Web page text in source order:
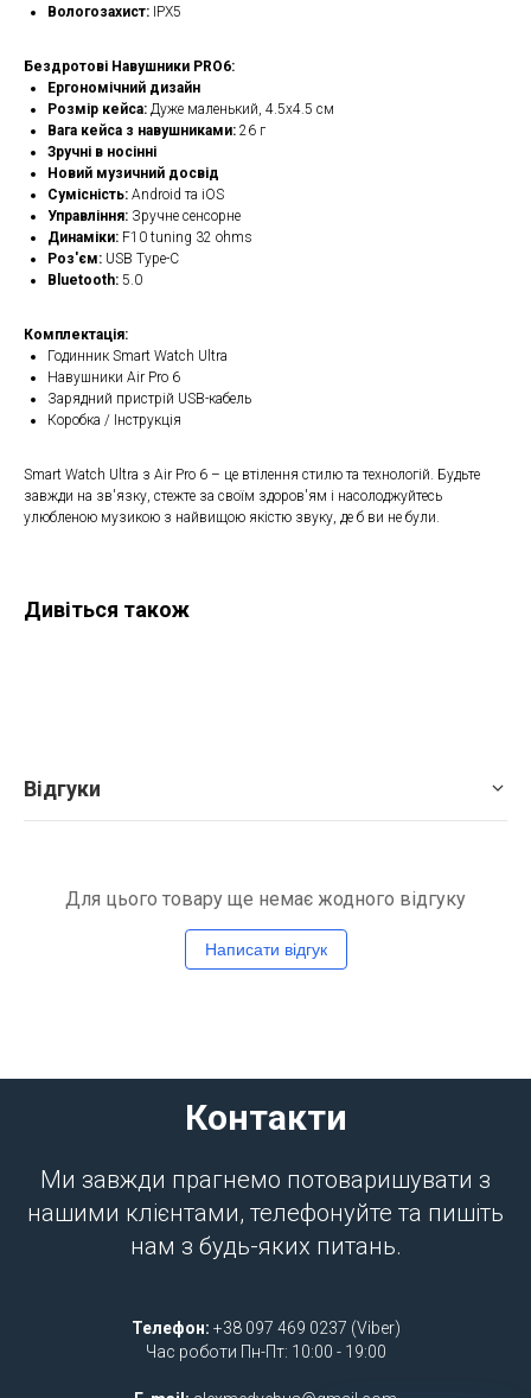
Вологозахист: IPX5
Бездротові Навушники PRO6:
Ергономічний дизайн
Розмір кейса: Дуже маленький, 4.5х4.5 см
Вага кейса з навушниками: 26 г
Зручні в носінні
Новий музичний досвід
Сумісність: Android та iOS
Управління: Зручне сенсорне
Динаміки: F10 tuning 32 ohms
Роз'єм: USB Type-C
Bluetooth: 5.0
Комплектація:
Годинник Smart Watch Ultra
Навушники Air Pro 6
Зарядний пристрій USB-кабель
Коробка / Інструкція
Smart Watch Ultra з Air Pro 6 – це втілення стилю та технологій. Будьте
завжди на зв'язку, стежте за своїм здоров'ям і насолоджуйтесь
улюбленою музикою з найвищою якістю звуку, де б ви не були.
Дивіться також
Відгуки
Для цього товару ще немає жодного відгуку
Написати відгук
Контакти
Ми завжди прагнемо потоваришувати з
нашими клієнтами, телефонуйте та пишіть
нам з будь-яких питань.
Телефон: +38 097 469 0237 (Viber)
Час роботи Пн-Пт: 10:00 - 19:00